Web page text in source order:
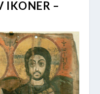
IKONER –